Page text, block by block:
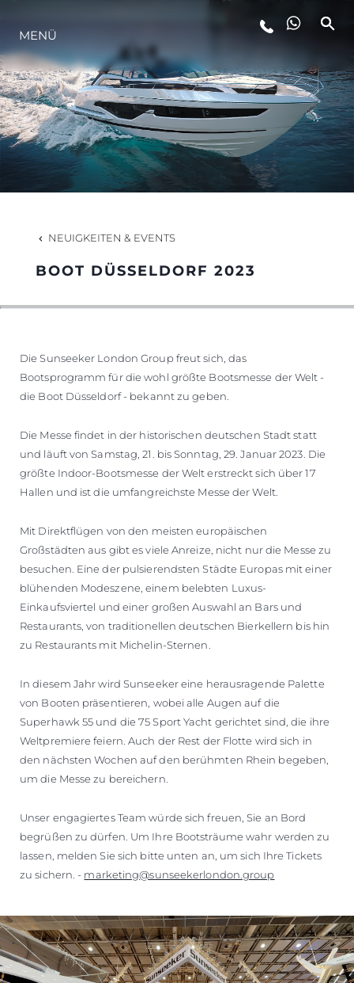
LIFESTYLE
INNOVATION
DIE FIRMA
DAS TEAM
MENÜ
NEUIGKEITEN & EVENTS
BOOT DÜSSELDORF 2023
Die Sunseeker London Group freut sich, das
Bootsprogramm für die wohl größte Bootsmesse der Welt -
die Boot Düsseldorf - bekannt zu geben.
Die Messe findet in der historischen deutschen Stadt statt
und läuft von Samstag, 21. bis Sonntag, 29. Januar 2023. Die
größte Indoor-Bootsmesse der Welt erstreckt sich über 17
Hallen und ist die umfangreichste Messe der Welt.
Mit Direktflügen von den meisten europäischen
Großstädten aus gibt es viele Anreize, nicht nur die Messe zu
besuchen. Eine der pulsierendsten Städte Europas mit einer
blühenden Modeszene, einem belebten Luxus-
Einkaufsviertel und einer großen Auswahl an Bars und
Restaurants, von traditionellen deutschen Bierkellern bis hin
zu Restaurants mit Michelin-Sternen.
In diesem Jahr wird Sunseeker eine herausragende Palette
von Booten präsentieren, wobei alle Augen auf die
Superhawk 55 und die 75 Sport Yacht gerichtet sind, die ihre
Weltpremiere feiern. Auch der Rest der Flotte wird sich in
den nächsten Wochen auf den berühmten Rhein begeben,
um die Messe zu bereichern.
Unser engagiertes Team würde sich freuen, Sie an Bord
begrüßen zu dürfen. Um Ihre Bootsträume wahr werden zu
lassen, melden Sie sich bitte unten an, um sich Ihre Tickets
zu sichern. - marketing@sunseekerlondon.group